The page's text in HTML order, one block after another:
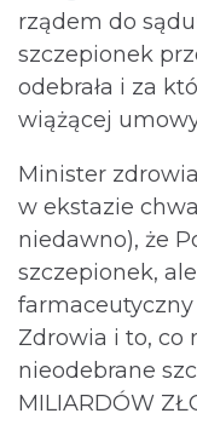
rządem do
szczepionek
odebrała i za
wiążącej
Minister
w ekstazie
niedawno), że
szczepionek,
Zdrowia i to, co
nieodebrane
MILIARDÓW